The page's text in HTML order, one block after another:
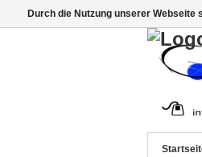
Durch die Nutzung unserer Webseite